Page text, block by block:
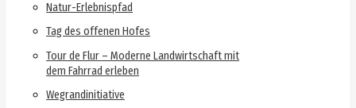
Natur-Erlebnispfad
Tag des offenen Hofes
Tour de Flur – Moderne Landwirtschaft mit
dem Fahrrad erleben
Wegrandinitiative